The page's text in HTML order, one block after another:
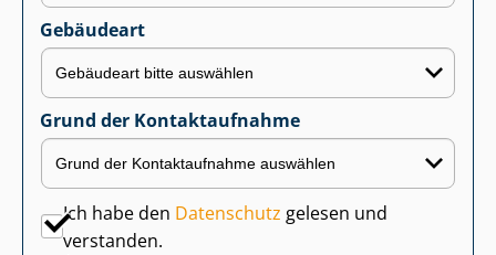
Gebäudeart
Grund der Kontaktaufnahme
Ich habe den Datenschutz gelesen und
verstanden.